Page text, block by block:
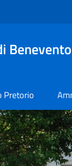
Benevento
Pretorio